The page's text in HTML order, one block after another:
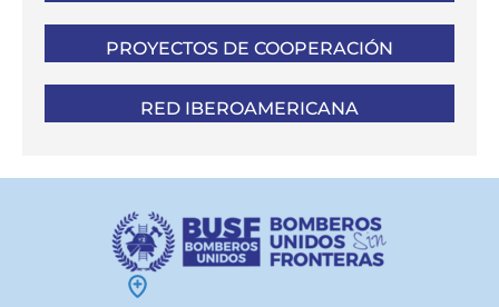
PROYECTOS DE COOPERACIÓN
RED IBEROAMERICANA